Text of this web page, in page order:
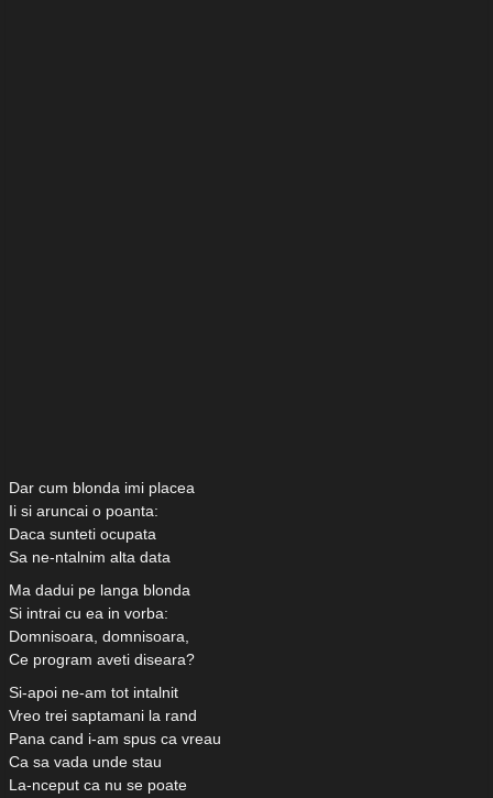
Dar cum blonda imi placea
Ii si aruncai o poanta:
Daca sunteti ocupata
Sa ne-ntalnim alta data
Ma dadui pe langa blonda
Si intrai cu ea in vorba:
Domnisoara, domnisoara,
Ce program aveti diseara?
Si-apoi ne-am tot intalnit
Vreo trei saptamani la rand
Pana cand i-am spus ca vreau
Ca sa vada unde stau
La-nceput ca nu se poate